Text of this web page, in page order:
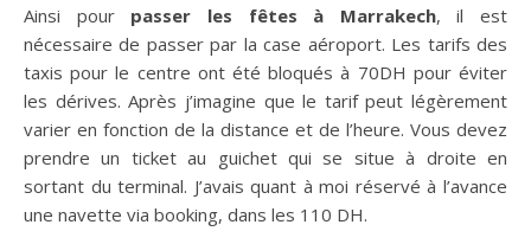
Ainsi pour passer les fêtes à Marrakech, il est
nécessaire de passer par la case aéroport. Les tarifs des
taxis pour le centre ont été bloqués à 70DH pour éviter
les dérives. Après j’imagine que le tarif peut légèrement
varier en fonction de la distance et de l’heure. Vous devez
prendre un ticket au guichet qui se situe à droite en
sortant du terminal. J’avais quant à moi réservé à l’avance
une navette via booking, dans les 110 DH.